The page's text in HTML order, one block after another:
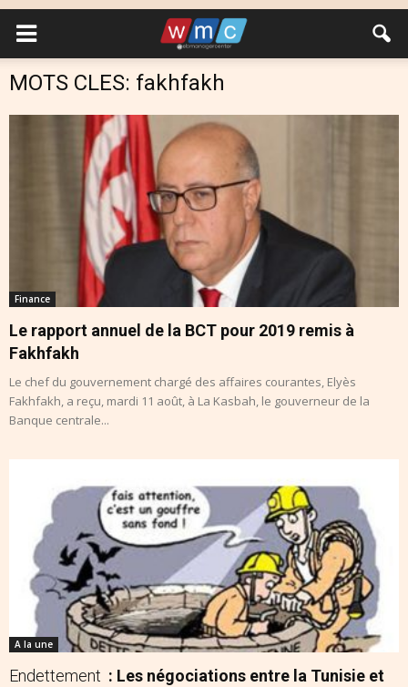
MOTS CLES: fakhfakh
Finance
Le rapport annuel de la BCT pour 2019 remis à
Fakhfakh
Le chef du gouvernement chargé des affaires courantes, Elyès
Fakhfakh, a reçu, mardi 11 août, à La Kasbah, le gouverneur de la
Banque centrale...
A la une
Endettement : Les négociations entre la Tunisie et